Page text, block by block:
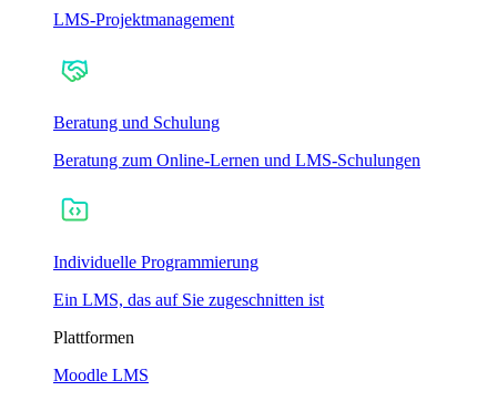
LMS-Projektmanagement
Beratung und Schulung
Beratung zum Online-Lernen und LMS-Schulungen
Individuelle Programmierung
Ein LMS, das auf Sie zugeschnitten ist
Plattformen
Moodle LMS